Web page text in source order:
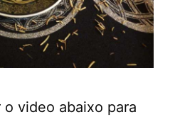
video abaixo para